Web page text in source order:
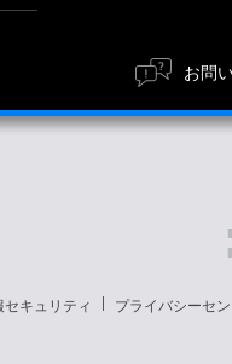
お問
セキュリティ プライバシーセ